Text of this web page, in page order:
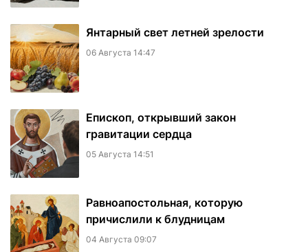
Янтарный свет летней зрелости
06 Августа 14:47
Епископ, открывший закон
гравитации сердца
05 Августа 14:51
Равноапостольная, которую
причислили к блудницам
04 Августа 09:07